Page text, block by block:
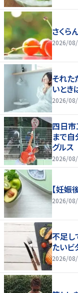
さくら
2026/
それた
いと
2026/
四日市
まで
グルス
2026/
【妊娠
2026/
不足し
たいビ
2026/